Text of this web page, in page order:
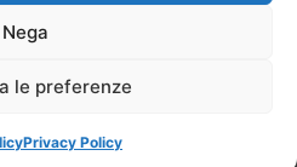
Nega
le preferenze
Privacy Policy
Seriali | Powered by